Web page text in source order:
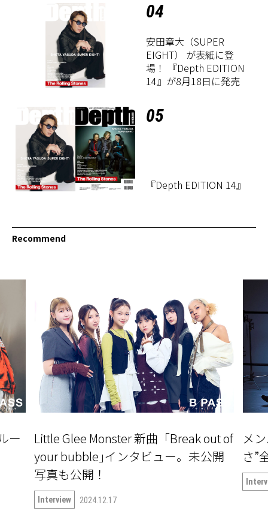
04
安田章大（SUPER
EIGHT） が表紙に登
場！ 『Depth EDITION
14』が8月18日に発売
05
『Depth EDITION 14』
Recommend
ー
Little Glee Monster 新曲「Break out of
your bubble｣インタビュー。未公開
写真も公開！
Interview 2024.12.17
メ
さ”